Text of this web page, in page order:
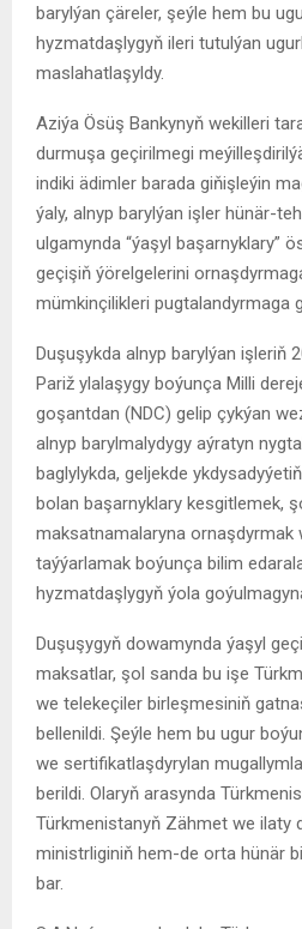
barylýan çäreler, şeýle hem bu
hyzmatdaşlygyň ileri tutulýan
maslahatlaşyldy.
Aziýa Ösüş Bankynyň wekilleri
durmuşa geçirilmegi
indiki ädimler barada giňişleýin
ýaly, alnyp barylýan işler hünär-
ulgamynda “ýaşyl başarnyklary”
geçişiň ýörelgelerini
mümkinçilikleri pugtalandyrmaga
Duşuşykda alnyp barylýan işleriň
Pariž ylalaşygy boýunça Milli
goşantdan (NDC) gelip çykýan
alnyp barylmalydygy aýratyn
baglylykda, geljekde
bolan başarnyklary kesgitlemek,
maksatnamalaryna ornaşdyrmak
taýýarlamak boýunça bilim
hyzmatdaşlygyň ýola
Duşuşygyň dowamynda ýaşyl
maksatlar, şol sanda bu işe
we telekeçiler birleşmesiniň
bellenildi. Şeýle hem bu ugur
we sertifikatlaşdyrylan
berildi. Olaryň arasynda
Türkmenistanyň Zähmet we ilaty
ministrliginiň hem-de orta hünär
bar.